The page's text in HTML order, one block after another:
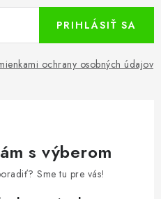
ochrany osobných údajov
PRIHLÁSIŤ SA
s výberom
Sme tu pre vás!